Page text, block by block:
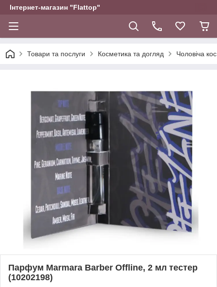
Інтернет-магазин "Flattop"
Товари та послуги Косметика та догляд Чоловіча
Парфум Marmara Barber Offline, 2 мл тестер
(10202198)